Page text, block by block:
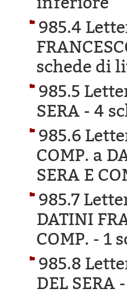
985.4
schede di
985.5
SERA - 4
985.6
COMP. a
SERA E
985.7
DATINI
COMP. - 1
985.8
DEL SERA -